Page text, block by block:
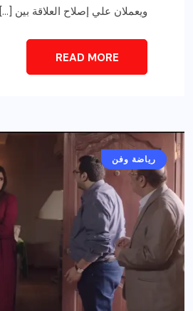
ويعملان علي إصلاح العلاقة بين […]
READ MORE
أخبار عامة
رياضة وفن